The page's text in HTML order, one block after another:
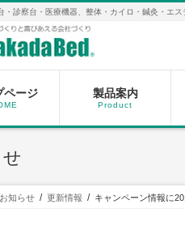
・診察台・医療機器、整体・カイロ・鍼灸・エ
ページ 製品案内
Product
お知らせ 更新情報 キャンペーン情報に